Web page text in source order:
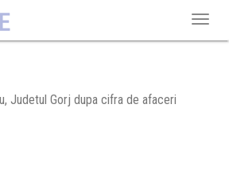
Judetul Gorj dupa cifra de afaceri